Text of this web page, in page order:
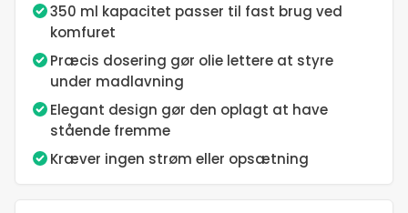
350 ml kapacitet passer til fast brug ved
komfuret
Præcis dosering gør olie lettere at styre
under madlavning
Elegant design gør den oplagt at have
stående fremme
Kræver ingen strøm eller opsætning